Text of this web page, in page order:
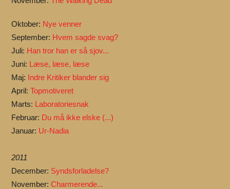
Oktober: Nye venner
September: Hvem sagde svag?
Juli: Han tror han er så sjov...
Juni: Læse, læse, læse
Maj: Indre Kritiker blander sig
April:Topmotiveret
Marts: Laboratoriesnak
Februar: Du må ikke elske (...)
Januar: Ur-Nadia
2011
December: Syndsforladelse?
November:Charmerende...